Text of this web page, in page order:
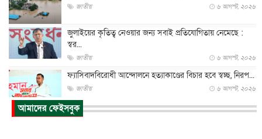
জাতীয় ৬ আগস্ট, ২০২৬
জুলাইয়ের কৃতিত্ব নেওয়ার জন্য সবাই প্রতিযোগিতায় নেমেছে :
স্বর...
জাতীয় ৬ আগস্ট, ২০২৬
ফ্যাসিবাদবিরোধী আন্দোলনে হত্যাকাণ্ডের বিচার হবে স্বচ্ছ, নিরপ...
জাতীয় ৬ আগস্ট, ২০২৬
ভারত সরকারের কাছে ক্ষমা চাইলেন জাকারবার্গ
আমাদের ফেইসবুক